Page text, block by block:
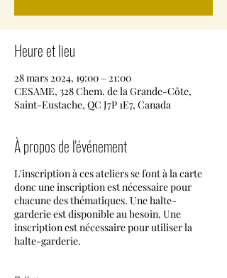
Heure et lieu
28 mars 2024, 19:00 – 21:00
CESAME, 328 Chem. de la Grande-Côte,
Saint-Eustache, QC J7P 1E7, Canada
À propos de l'événement
L'inscription à ces ateliers se font à la carte
donc une inscription est nécessaire pour
chacune des thématiques. Une halte-
garderie est disponible au besoin. Une
inscription est nécessaire pour utiliser la
halte-garderie.